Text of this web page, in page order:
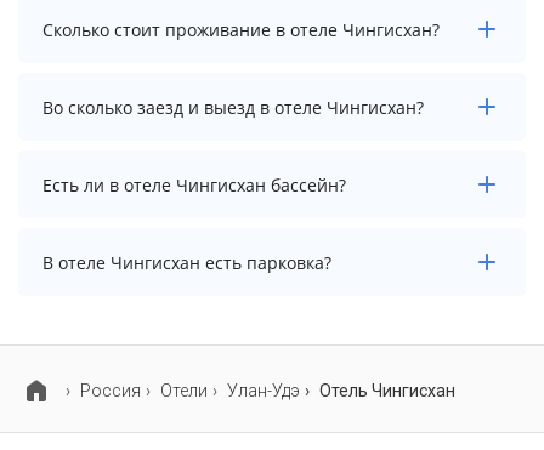
Сколько стоит проживание в отеле Чингисхан?
Стоимость проживания в отеле Чингисхан
начинается от 7000 рублей. Чтобы увидеть
Во сколько заезд и выезд в отеле Чингисхан?
Заезд возможен после 14:00, а выезд необходимо
Есть ли в отеле Чингисхан бассейн?
В отеле Чингисхан нет бассейна.
В отеле Чингисхан есть парковка?
возможно, услуга оплачивается отдельно.
Россия Отели Улан-Удэ Отель Чингисхан